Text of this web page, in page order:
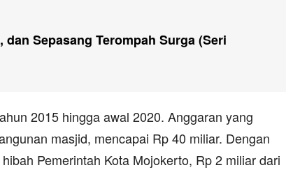
Sepasang Terompah Surga (Seri
2015 hingga awal 2020. Anggaran yang
masjid, mencapai Rp 40 miliar. Dengan
Pemerintah Kota Mojokerto, Rp 2 miliar dari